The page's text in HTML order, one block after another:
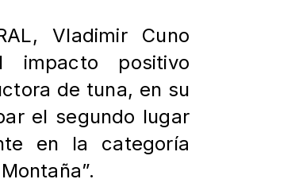
Vladimir Cuno
impacto positivo
de tuna, en su
el segundo lugar
en la categoría